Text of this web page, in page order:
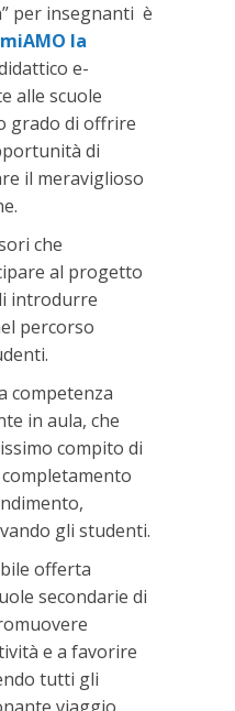
per insegnanti è
la
e-
alle scuole
grado di offrire
di
il meraviglioso
che
al progetto
introdurre
percorso
competenza
in aula, che
compito di
gli studenti.
offerta
secondarie di
e a favorire
tutti gli